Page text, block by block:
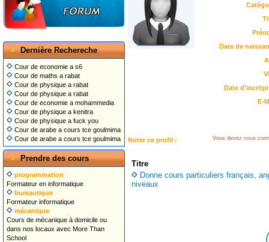
Dernière Rechereche
Cour de economie a s6
Cour de maths a rabat
Cour de physique a rabat
Cour de physique a rabat
Cour de economie a mohammedia
Cour de physique a kenitra
Cour de physique a fuck you
Cour de arabe a cours tce goulmima
Cour de arabe a cours tce goulmima
Prendre des cours
programmation
Formateur en informatique
bureautique
Formateur informatique
mécanique
Cours de mécanique à domicile ou
dans nos locaux avec More Than
School
Date de
Date
E-
Noter ce profil : Vous devez vous
Titre
Donne cours particuliers français,
niveaux